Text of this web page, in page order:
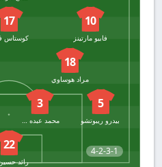
4-2-3-1
10
فابيو مارتينز
17
18
مراد هوساوي
5
بيدرو ريبوتشو
3
محمد عبده خبراني
22